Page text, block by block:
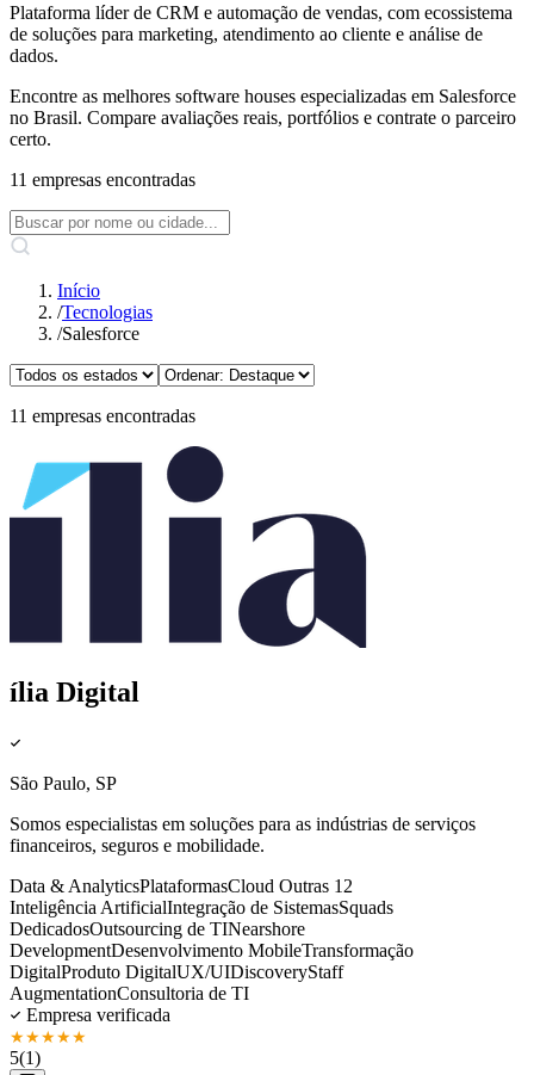
Plataforma líder de CRM e automação de vendas, com ecossistema
de soluções para marketing, atendimento ao cliente e análise de
dados.
Encontre as melhores software houses especializadas em Salesforce
no Brasil. Compare avaliações reais, portfólios e contrate o parceiro
certo.
11 empresas encontradas
Início
/Tecnologias
/Salesforce
11 empresas encontradas
ília Digital
São Paulo, SP
Somos especialistas em soluções para as indústrias de serviços
financeiros, seguros e mobilidade.
Data & AnalyticsPlataformasCloud Outras 12
Inteligência ArtificialIntegração de SistemasSquads
DedicadosOutsourcing de TINearshore
DevelopmentDesenvolvimento MobileTransformação
DigitalProduto DigitalUX/UIDiscoveryStaff
AugmentationConsultoria de TI
Empresa verificada
★★★★★
5(1)